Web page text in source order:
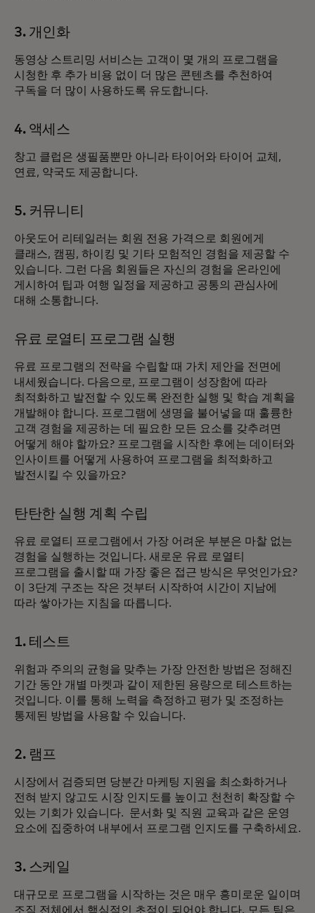
3. 개인화
동영상 스트리밍 서비스는 고객이 몇 개의 프로그램을
시청한 후 추가 비용 없이 더 많은 콘텐츠를 추천하여
구독을 더 많이 사용하도록 유도합니다.
4. 액세스
창고 클럽은 생필품뿐만 아니라 타이어와 타이어 교체,
연료, 약국도 제공합니다.
5. 커뮤니티
아웃도어 리테일러는 회원 전용 가격으로 회원에게
클래스, 캠핑, 하이킹 및 기타 모험적인 경험을 제공할 수
있습니다. 그런 다음 회원들은 자신의 경험을 온라인에
게시하여 팁과 여행 일정을 제공하고 공통의 관심사에
대해 소통합니다.
유료 로열티 프로그램 실행
유료 프로그램의 전략을 수립할 때 가치 제안을 전면에
내세웠습니다. 다음으로, 프로그램이 성장함에 따라
최적화하고 발전할 수 있도록 완전한 실행 및 학습 계획을
개발해야 합니다. 프로그램에 생명을 불어넣을 때 훌륭한
고객 경험을 제공하는 데 필요한 모든 요소를 갖추려면
어떻게 해야 할까요? 프로그램을 시작한 후에는 데이터와
인사이트를 어떻게 사용하여 프로그램을 최적화하고
발전시킬 수 있을까요?
탄탄한 실행 계획 수립
유료 로열티 프로그램에서 가장 어려운 부분은 마찰 없는
경험을 실행하는 것입니다. 새로운 유료 로열티
프로그램을 출시할 때 가장 좋은 접근 방식은 무엇인가요?
이 3단계 구조는 작은 것부터 시작하여 시간이 지남에
따라 쌓아가는 지침을 따릅니다.
1. 테스트
위험과 주의의 균형을 맞추는 가장 안전한 방법은 정해진
기간 동안 개별 마켓과 같이 제한된 용량으로 테스트하는
것입니다. 이를 통해 노력을 측정하고 평가 및 조정하는
통제된 방법을 사용할 수 있습니다.
2. 램프
시장에서 검증되면 당분간 마케팅 지원을 최소화하거나
전혀 받지 않고도 시장 인지도를 높이고 천천히 확장할 수
있는 기회가 있습니다. 문서화 및 직원 교육과 같은 운영
요소에 집중하여 내부에서 프로그램 인지도를 구축하세요.
3. 스케일
대규모로 프로그램을 시작하는 것은 매우 흥미로운 일이며
조직 전체에서 핵심적인 초점이 되어야 합니다. 모든 팀은